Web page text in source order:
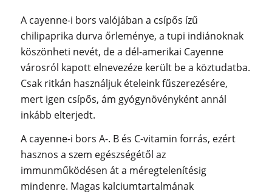
A cayenne-i bors valójában a csípős ízű
chilipaprika durva őrleménye, a tupi indiánoknak
köszönheti nevét, de a dél-amerikai Cayenne
városról kapott elnevezéze került be a köztudatba.
Csak ritkán használjuk ételeink fűszerezésére,
mert igen csípős, ám gyógynövényként annál
inkább elterjedt.
A cayenne-i bors A-. B és C-vitamin forrás, ezért
hasznos a szem egészségétől az
immunműködésen át a méregtelenítésig
mindenre. Magas kalciumtartalmának